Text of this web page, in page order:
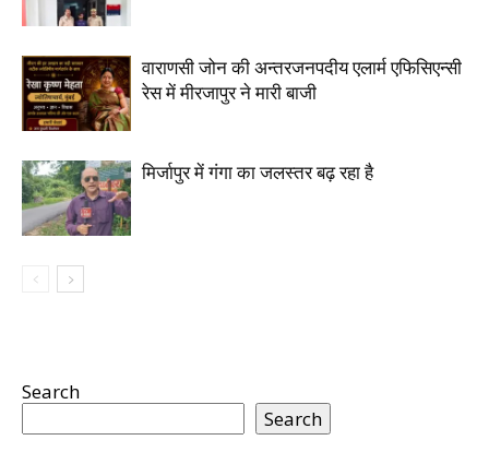
वाराणसी जोन की अन्तरजनपदीय एलार्म एफिसिएन्सी
रेस में मीरजापुर ने मारी बाजी
मिर्जापुर में गंगा का जलस्तर बढ़ रहा है
Search
Search